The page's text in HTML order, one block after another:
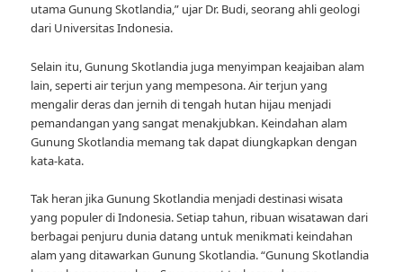
utama Gunung Skotlandia,” ujar Dr. Budi, seorang ahli geologi
dari Universitas Indonesia.
Selain itu, Gunung Skotlandia juga menyimpan keajaiban alam
lain, seperti air terjun yang mempesona. Air terjun yang
mengalir deras dan jernih di tengah hutan hijau menjadi
pemandangan yang sangat menakjubkan. Keindahan alam
Gunung Skotlandia memang tak dapat diungkapkan dengan
kata-kata.
Tak heran jika Gunung Skotlandia menjadi destinasi wisata
yang populer di Indonesia. Setiap tahun, ribuan wisatawan dari
berbagai penjuru dunia datang untuk menikmati keindahan
alam yang ditawarkan Gunung Skotlandia. “Gunung Skotlandia